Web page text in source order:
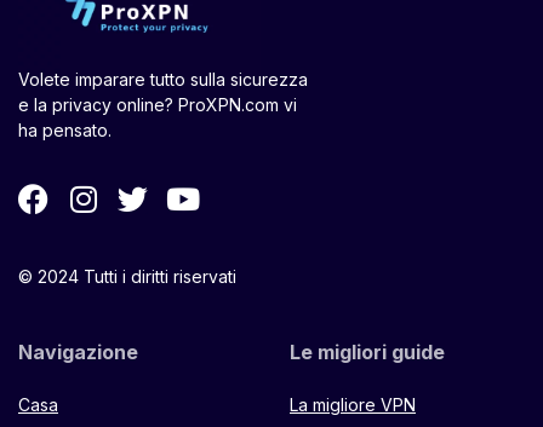
Volete imparare tutto sulla sicurezza
e la privacy online? ProXPN.com vi
ha pensato.
© 2024 Tutti i diritti riservati
Navigazione
Casa
Le migliori guide
La migliore VPN